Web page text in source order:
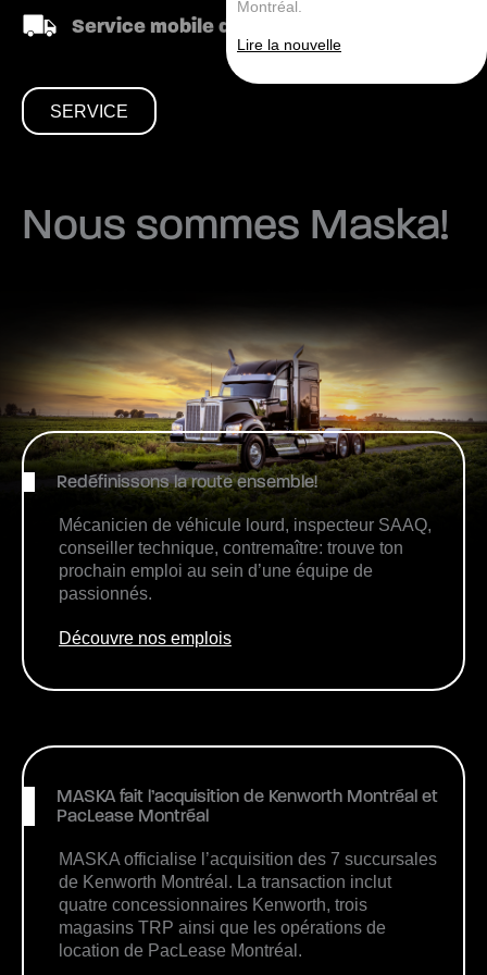
Service mobile de réparation disponible
SERVICE
Nous sommes Maska!
Redéfinissons la route ensemble!
Mécanicien de véhicule lourd, inspecteur SAAQ,
conseiller technique, contremaître: trouve ton
prochain emploi au sein d’une équipe de
passionnés.
Découvre nos emplois
MASKA fait l’acquisition de Kenworth Montréal et
PacLease Montréal
MASKA officialise l’acquisition des 7 succursales
de Kenworth Montréal. La transaction inclut
quatre concessionnaires Kenworth, trois
magasins TRP ainsi que les opérations de
location de PacLease Montréal.
Montréal.
Lire la nouvelle